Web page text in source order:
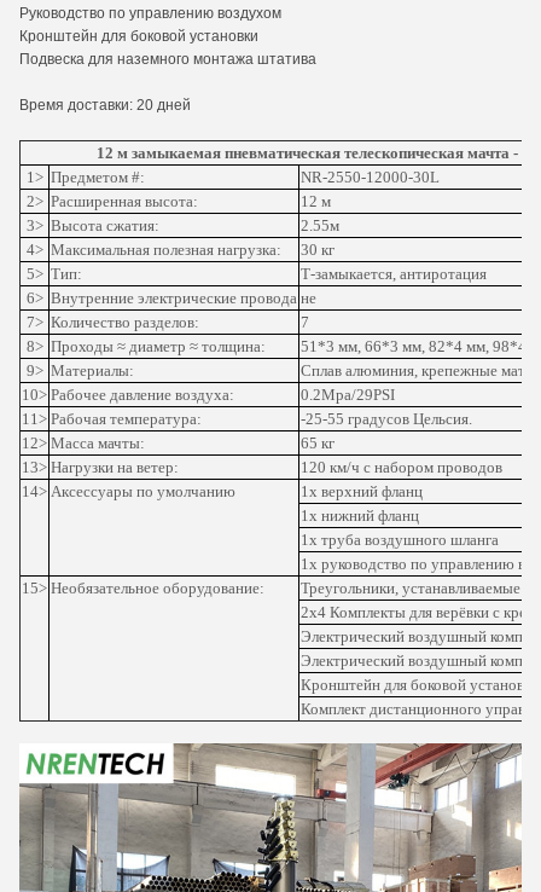
Руководство по управлению воздухом
Кронштейн для боковой установки
Подвеска для наземного монтажа штатива
Время доставки: 20 дней
12 м замыкаемая пневматическая телескопическая мачта - 30
1> Предметом #:
NR-2550-12000-30L
2> Расширенная высота:
12 м
3> Высота сжатия:
2.55м
4> Максимальная полезная нагрузка:
30 кг
5> Тип:
Т-замыкается, антиротация
6> Внутренние электрические провода не
7> Количество разделов:
7
8> Проходы ≈ диаметр ≈ толщина:
51*3 мм, 66*3 мм, 82*4 мм, 98*4
9> Материалы:
Сплав алюминия, крепежные
10> Рабочее давление воздуха:
0.2Mpa/29PSI
11> Рабочая температура:
-25-55 градусов Цельсия.
12> Масса мачты:
65 кг
13> Нагрузки на ветер:
120 км/ч с набором проводов
14> Аксессуары по умолчанию
1x верхний фланц
1x нижний фланц
1x труба воздушного шланга
1x руководство по управлению
15> Необязательное оборудование:
Треугольники, устанавливаемые
2х4 Комплекты для верёвки с
Электрический воздушный
Электрический воздушный
Кронштейн для боковой установки
Комплект дистанционного